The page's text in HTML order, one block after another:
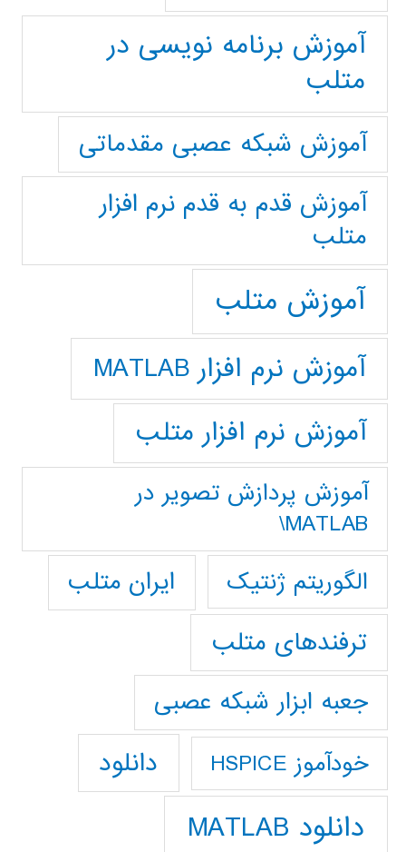
آموزش برنامه نویسی در
متلب
آموزش شبکه عصبی مقدماتی
آموزش قدم به قدم نرم افزار
متلب
آموزش متلب
آموزش نرم افزار MATLAB
آموزش نرم افزار متلب
آموزش پردازش تصوير در
MATLAB\
الگوریتم ژنتیک
ایران متلب
ترفندهای متلب
جعبه ابزار شبکه عصبی
خودآموز HSPICE دانلود
دانلود MATLAB